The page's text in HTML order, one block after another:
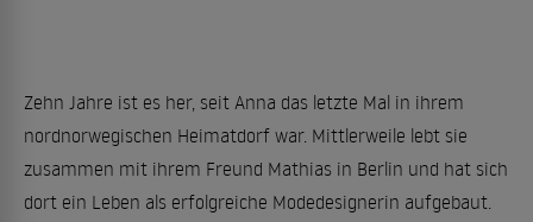
Zehn Jahre ist es her, seit Anna das letzte Mal in ihrem
nordnorwegischen Heimatdorf war. Mittlerweile lebt sie
zusammen mit ihrem Freund Mathias in Berlin und hat sich
dort ein Leben als erfolgreiche Modedesignerin aufgebaut.